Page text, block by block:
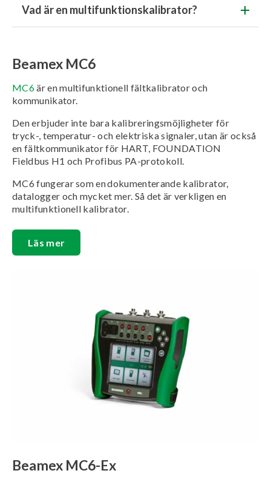
Vad är en multifunktionskalibrator?
Beamex MC6
MC6är en multifunktionell fältkalibrator och
kommunikator.
Den erbjuder inte bara kalibreringsmöjligheter för
tryck-, temperatur- och elektriska signaler, utan är också
en fältkommunikator för HART, FOUNDATION
Fieldbus H1 och Profibus PA-protokoll.
MC6 fungerar som en dokumenterande kalibrator,
datalogger och mycket mer. Så det är verkligen en
multifunktionell kalibrator.
Läs mer
Beamex MC6-Ex